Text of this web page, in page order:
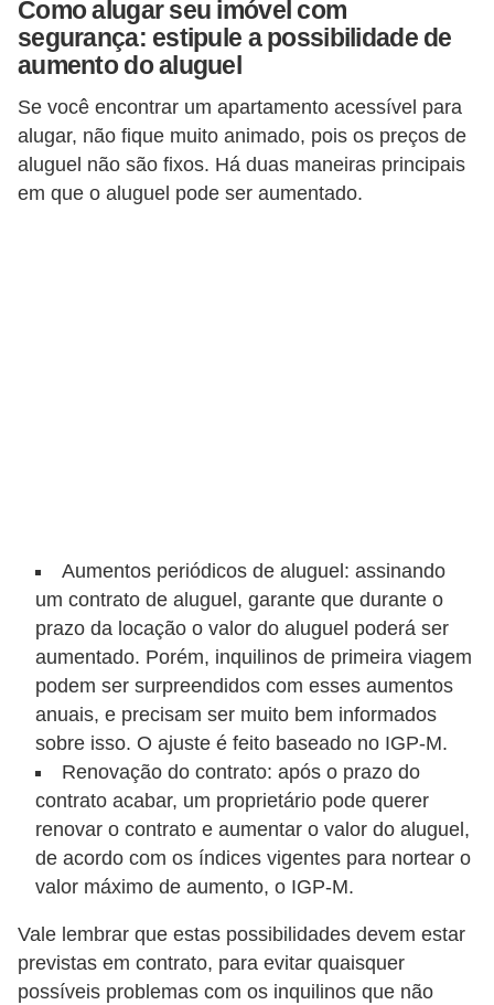
Como alugar seu imóvel com
segurança: estipule a possibilidade de
aumento do aluguel
Se você encontrar um apartamento acessível para
alugar, não fique muito animado, pois os preços de
aluguel não são fixos. Há duas maneiras principais
em que o aluguel pode ser aumentado.
Aumentos periódicos de aluguel: assinando
um contrato de aluguel, garante que durante o
prazo da locação o valor do aluguel poderá ser
aumentado. Porém, inquilinos de primeira viagem
podem ser surpreendidos com esses aumentos
anuais, e precisam ser muito bem informados
sobre isso. O ajuste é feito baseado no IGP-M.
Renovação do contrato: após o prazo do
contrato acabar, um proprietário pode querer
renovar o contrato e aumentar o valor do aluguel,
de acordo com os índices vigentes para nortear o
valor máximo de aumento, o IGP-M.
Vale lembrar que estas possibilidades devem estar
previstas em contrato, para evitar quaisquer
possíveis problemas com os inquilinos que não
n
d
m
í
n